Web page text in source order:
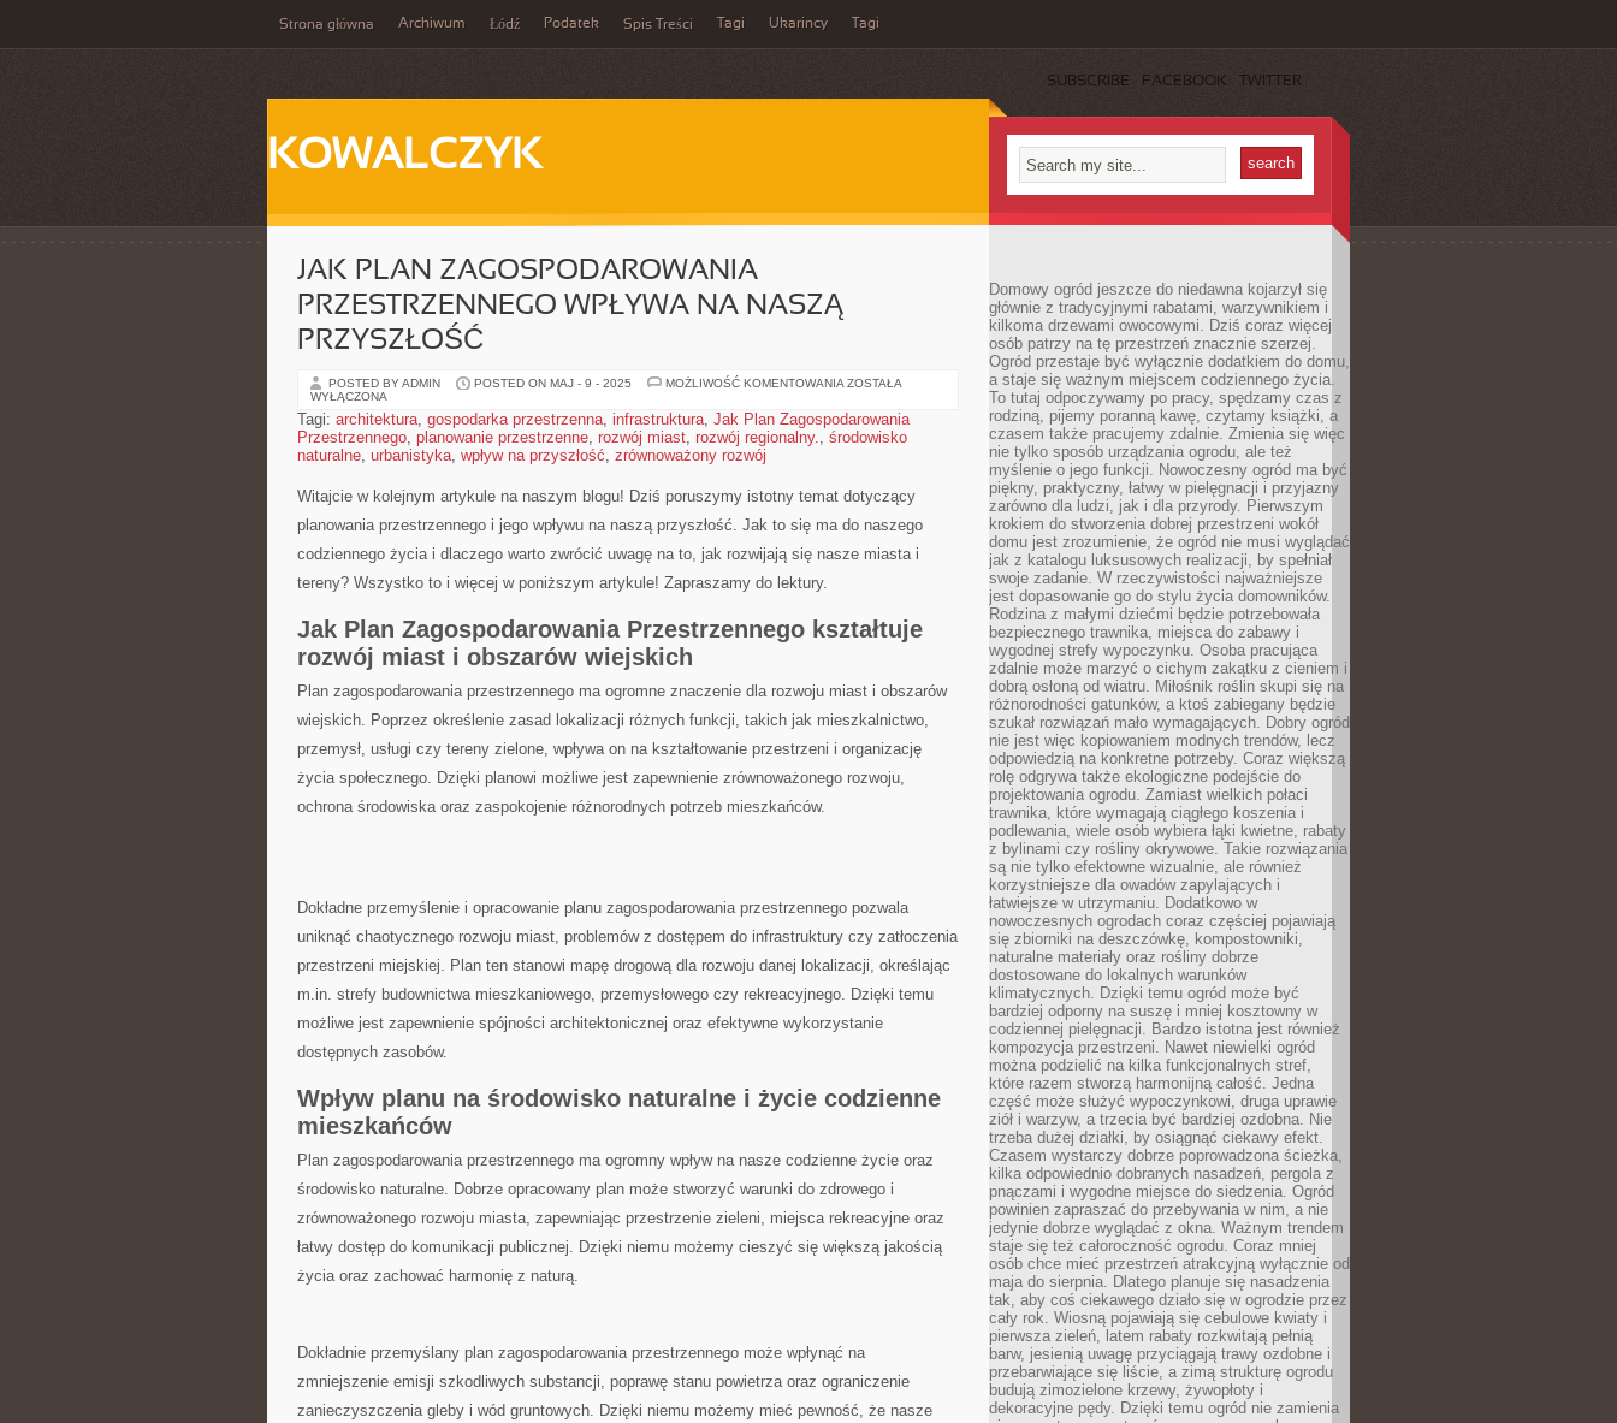
Strona główna Archiwum Łódź Podatek Spis Treści Tagi Ukarincy Tagi
SUBSCRIBE FACEBOOK TWITTER
KOWALCZYK
JAK PLAN ZAGOSPODAROWANIA
PRZESTRZENNEGO WPŁYWA NA NASZĄ
PRZYSZŁOŚĆ
POSTED BY ADMIN POSTED ON MAJ - 9 - 2025 MOŻLIWOŚĆ KOMENTOWANIA JAK
PRZESTRZENNEGO
WPŁYWA
ZOSTAŁA
WYŁĄCZONA
Tagi: architektura, gospodarka przestrzenna, infrastruktura, Jak Plan Zagospodarowania
Przestrzennego, planowanie przestrzenne, rozwój miast, rozwój regionalny., środowisko
naturalne, urbanistyka, wpływ na przyszłość, zrównoważony rozwój
Witajcie ⁢w kolejnym‌ artykule ‌na naszym blogu!⁣ Dziś poruszymy​ istotny temat‌ dotyczący
planowania przestrzennego ​i ​jego wpływu na naszą przyszłość. Jak to się ma do naszego
codziennego⁤ życia i dlaczego‍ warto zwrócić uwagę‍ na to, jak⁤ rozwijają ​się nasze miasta i
tereny? Wszystko to i więcej⁤ w ‍poniższym ⁢artykule! Zapraszamy do ⁣lektury.
Jak Plan Zagospodarowania Przestrzennego kształtuje
rozwój miast i obszarów wiejskich
Plan ⁤zagospodarowania​ przestrzennego ma ogromne ​znaczenie dla rozwoju miast⁤ i obszarów
wiejskich. Poprzez określenie zasad lokalizacji różnych funkcji, takich⁤ jak mieszkalnictwo,⁤
przemysł, usługi czy tereny zielone, wpływa on⁣ na kształtowanie przestrzeni i organizację
życia społecznego. ⁣Dzięki‍ planowi możliwe jest zapewnienie ⁣zrównoważonego rozwoju,
ochrona środowiska oraz zaspokojenie różnorodnych potrzeb mieszkańców.
Dokładne przemyślenie i opracowanie planu zagospodarowania przestrzennego pozwala
uniknąć chaotycznego rozwoju‌ miast, problemów z⁤ dostępem do infrastruktury ⁣czy zatłoczenia⁢
przestrzeni miejskiej. Plan ten⁤ stanowi mapę drogową dla rozwoju danej lokalizacji, określając
m.in. strefy budownictwa mieszkaniowego,‍ przemysłowego czy rekreacyjnego. Dzięki temu
możliwe jest zapewnienie⁣ spójności architektonicznej oraz efektywne wykorzystanie
dostępnych zasobów.
Wpływ planu na środowisko naturalne i ‌życie codzienne
mieszkańców
Plan zagospodarowania przestrzennego ma ​ogromny wpływ na nasze codzienne‍ życie oraz
środowisko ⁢naturalne. ⁤Dobrze opracowany plan może stworzyć warunki do zdrowego i
zrównoważonego rozwoju miasta, zapewniając przestrzenie zieleni, miejsca rekreacyjne oraz
łatwy dostęp do ⁤komunikacji publicznej.‍ Dzięki niemu możemy cieszyć się większą jakością
życia oraz zachować ⁢harmonię z naturą.
Dokładnie przemyślany ⁤plan zagospodarowania przestrzennego może wpłynąć na
zmniejszenie emisji‍ szkodliwych​ substancji,‍ poprawę stanu ⁢powietrza oraz‌ ograniczenie
zanieczyszczenia gleby‍ i wód gruntowych. Dzięki niemu możemy mieć‌ pewność, że ⁤nasze
Domowy ogród jeszcze do niedawna kojarzył się
głównie z tradycyjnymi rabatami, warzywnikiem i
kilkoma drzewami owocowymi. Dziś coraz więcej
osób patrzy na tę przestrzeń znacznie szerzej.
Ogród przestaje być wyłącznie dodatkiem do domu,
a staje się ważnym miejscem codziennego życia.
To tutaj odpoczywamy po pracy, spędzamy czas z
rodziną, pijemy poranną kawę, czytamy książki, a
czasem także pracujemy zdalnie. Zmienia się więc
nie tylko sposób urządzania ogrodu, ale też
myślenie o jego funkcji. Nowoczesny ogród ma być
piękny, praktyczny, łatwy w pielęgnacji i przyjazny
zarówno dla ludzi, jak i dla przyrody. Pierwszym
krokiem do stworzenia dobrej przestrzeni wokół
domu jest zrozumienie, że ogród nie musi wyglądać
jak z katalogu luksusowych realizacji, by spełniał
swoje zadanie. W rzeczywistości najważniejsze
jest dopasowanie go do stylu życia domowników.
Rodzina z małymi dziećmi będzie potrzebowała
bezpiecznego trawnika, miejsca do zabawy i
wygodnej strefy wypoczynku. Osoba pracująca
zdalnie może marzyć o cichym zakątku z cieniem i
dobrą osłoną od wiatru. Miłośnik roślin skupi się na
różnorodności gatunków, a ktoś zabiegany będzie
szukał rozwiązań mało wymagających. Dobry ogród
nie jest więc kopiowaniem modnych trendów, lecz
odpowiedzią na konkretne potrzeby. Coraz większą
rolę odgrywa także ekologiczne podejście do
projektowania ogrodu. Zamiast wielkich połaci
trawnika, które wymagają ciągłego koszenia i
podlewania, wiele osób wybiera łąki kwietne, rabaty
z bylinami czy rośliny okrywowe. Takie rozwiązania
są nie tylko efektowne wizualnie, ale również
korzystniejsze dla owadów zapylających i
łatwiejsze w utrzymaniu. Dodatkowo w
nowoczesnych ogrodach coraz częściej pojawiają
się zbiorniki na deszczówkę, kompostowniki,
naturalne materiały oraz rośliny dobrze
dostosowane do lokalnych warunków
klimatycznych. Dzięki temu ogród może być
bardziej odporny na suszę i mniej kosztowny w
codziennej pielęgnacji. Bardzo istotna jest również
kompozycja przestrzeni. Nawet niewielki ogród
można podzielić na kilka funkcjonalnych stref,
które razem stworzą harmonijną całość. Jedna
część może służyć wypoczynkowi, druga uprawie
ziół i warzyw, a trzecia być bardziej ozdobna. Nie
trzeba dużej działki, by osiągnąć ciekawy efekt.
Czasem wystarczy dobrze poprowadzona ścieżka,
kilka odpowiednio dobranych nasadzeń, pergola z
pnączami i wygodne miejsce do siedzenia. Ogród
powinien zapraszać do przebywania w nim, a nie
jedynie dobrze wyglądać z okna. Ważnym trendem
staje się też całoroczność ogrodu. Coraz mniej
osób chce mieć przestrzeń atrakcyjną wyłącznie od
maja do sierpnia. Dlatego planuje się nasadzenia
tak, aby coś ciekawego działo się w ogrodzie przez
cały rok. Wiosną pojawiają się cebulowe kwiaty i
pierwsza zieleń, latem rabaty rozkwitają pełnią
barw, jesienią uwagę przyciągają trawy ozdobne i
przebarwiające się liście, a zimą strukturę ogrodu
budują zimozielone krzewy, żywopłoty i
dekoracyjne pędy. Dzięki temu ogród nie zamienia